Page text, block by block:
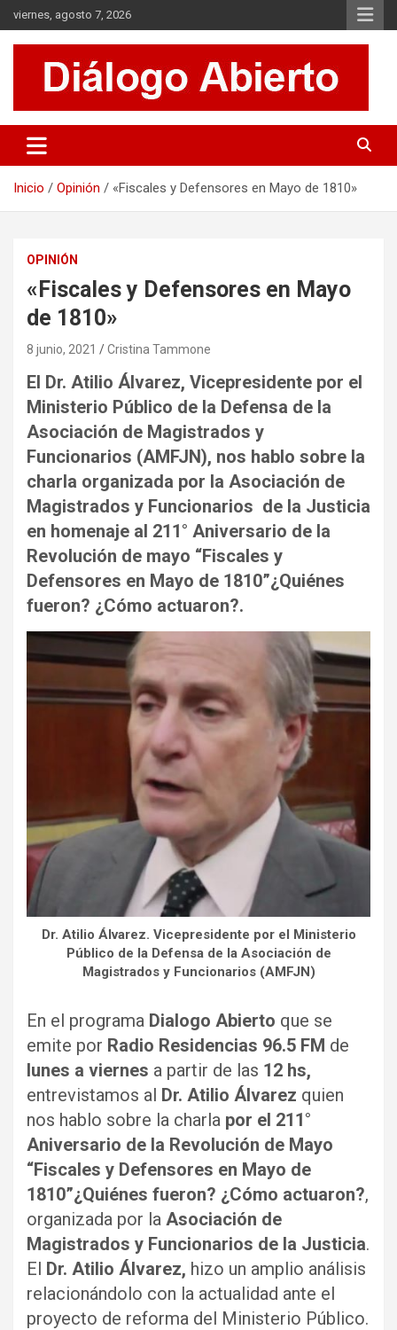
Saltar
al
contenido
viernes, agosto 7, 2026
Diálogo Abierto
Se tratan diversos temas de actualidad buscando hacer un
aporte a la sociedad, brindando información relevante de lo que
Inicio Opinión «Fiscales y Defensores en Mayo de 1810»
OPINIÓN
«Fiscales y Defensores en Mayo
de 1810»
8 junio, 2021 Cristina Tammone
El Dr. Atilio Álvarez, Vicepresidente por el
Ministerio Público de la Defensa de la
Asociación de Magistrados y
Funcionarios (AMFJN), nos hablo sobre la
charla organizada por la Asociación de
Magistrados y Funcionarios de la Justicia
en homenaje al 211° Aniversario de la
Revolución de mayo “Fiscales y
Defensores en Mayo de 1810”¿Quiénes
fueron? ¿Cómo actuaron?.
Dr. Atilio Álvarez. Vicepresidente por el Ministerio
Público de la Defensa de la Asociación de
Magistrados y Funcionarios (AMFJN)
En el programa Dialogo Abierto que se
emite por Radio Residencias 96.5 FM de
lunes a viernes a partir de las 12 hs,
entrevistamos al Dr. Atilio Álvarez quien
nos hablo sobre la charla por el 211°
Aniversario de la Revolución de Mayo
“Fiscales y Defensores en Mayo de
1810”¿Quiénes fueron? ¿Cómo actuaron?,
organizada por la Asociación de
Magistrados y Funcionarios de la Justicia.
El Dr. Atilio Álvarez, hizo un amplio análisis
relacionándolo con la actualidad ante el
proyecto de reforma del Ministerio Público.